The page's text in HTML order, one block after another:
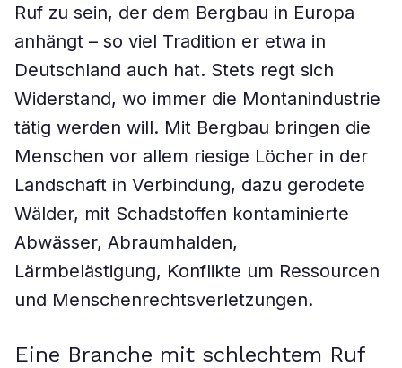
Ruf zu sein, der dem Bergbau in Europa
anhängt – so viel Tradition er etwa in
Deutschland auch hat. Stets regt sich
Widerstand, wo immer die Montanindustrie
tätig werden will. Mit Bergbau bringen die
Menschen vor allem riesige Löcher in der
Landschaft in Verbindung, dazu gerodete
Wälder, mit Schadstoffen kontaminierte
Abwässer, Abraumhalden,
Lärmbelästigung, Konflikte um Ressourcen
und Menschenrechtsverletzungen.
Eine Branche mit schlechtem Ruf